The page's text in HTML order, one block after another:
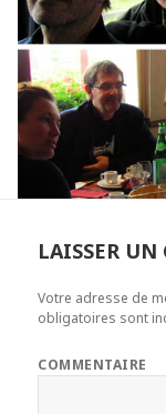
LAISSER
Votre adresse de
obligatoires sont
COMMENTAIRE